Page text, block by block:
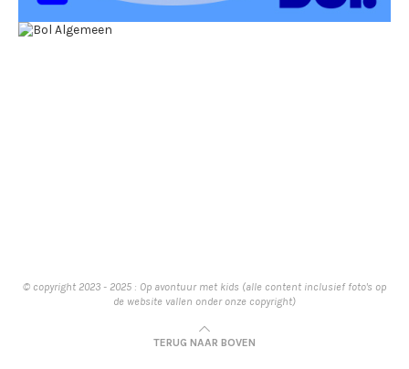
© copyright 2023 - 2025 : Op avontuur met kids (alle content inclusief foto's op
de website vallen onder onze copyright)
TERUG NAAR BOVEN